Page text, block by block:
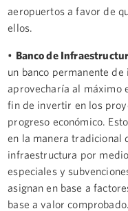
aeropuertos a favor de
ellos.
• Banco de
un banco permanente
aprovecharía al máximo
fin de invertir en los
progreso económico.
en la manera tradicional
infraestructura por
especiales y
asignan en base a
base a valor